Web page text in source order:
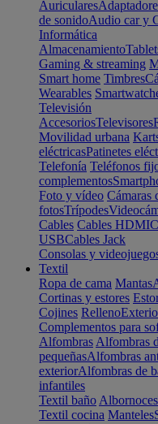
Auriculares
de sonidoAudio car y
Informática
Almacenamiento
Gaming & streaming
Smart home Timbres
Wearables
Televisión
AccesoriosTelevisores
Movilidad urbana
eléctricasPatinetes
Telefonía Teléfonos
complementos
Foto y vídeo Cámaras
fotosTrípodes
Cables Cables HDMI
USBCables Jack
Consolas y
Textil
Ropa de cama Mantas
Cortinas y estores
Cojines Relleno
Complementos para
Alfombras Alfombras
pequeñasAlfombras
exteriorAlfombras de
infantiles
Textil baño Albornoces
Textil cocina Manteles